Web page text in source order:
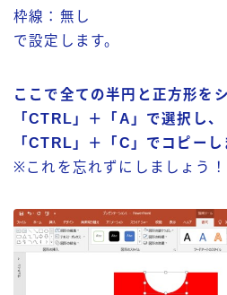
枠線：無し
で設定します。
ここで全ての半円と正方形を
「CTRL」＋「A」で選択し、
「CTRL」＋「C」でコピーし
※これを忘れずにしましょう！